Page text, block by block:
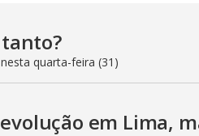
quarta-feira (31)
em Lima,